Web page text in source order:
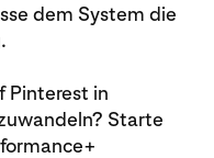
dem System die
Pinterest in
Starte